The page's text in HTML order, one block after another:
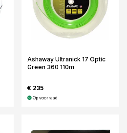
Ashaway Ultranick 17 Optic
Green 360 110m
€ 235
Op voorraad